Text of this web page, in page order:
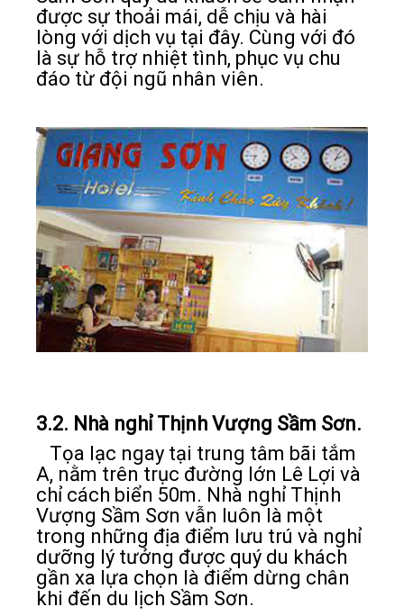
được sự thoải mái, dễ chịu và hài
lòng với dịch vụ tại đây. Cùng với đó
là sự hỗ trợ nhiệt tình, phục vụ chu
đáo từ đội ngũ nhân viên.
3.2. Nhà nghỉ Thịnh Vượng Sầm Sơn.
Tọa lạc ngay tại trung tâm bãi tắm
A, nằm trên trục đường lớn Lê Lợi và
chỉ cách biển 50m. Nhà nghỉ Thịnh
Vượng Sầm Sơn vẫn luôn là một
trong những địa điểm lưu trú và nghỉ
dưỡng lý tưởng được quý du khách
gần xa lựa chọn là điểm dừng chân
khi đến du lịch Sầm Sơn.